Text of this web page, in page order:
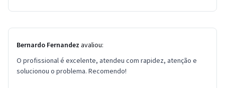
Bernardo Fernandez avaliou:
O profissional é excelente, atendeu com rapidez, atenção e
solucionou o problema. Recomendo!